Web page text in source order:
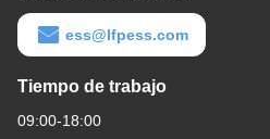
ess@lfpess.com
Tiempo de trabajo
09:00-18:00